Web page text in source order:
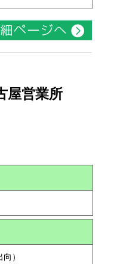
屋営業所
）